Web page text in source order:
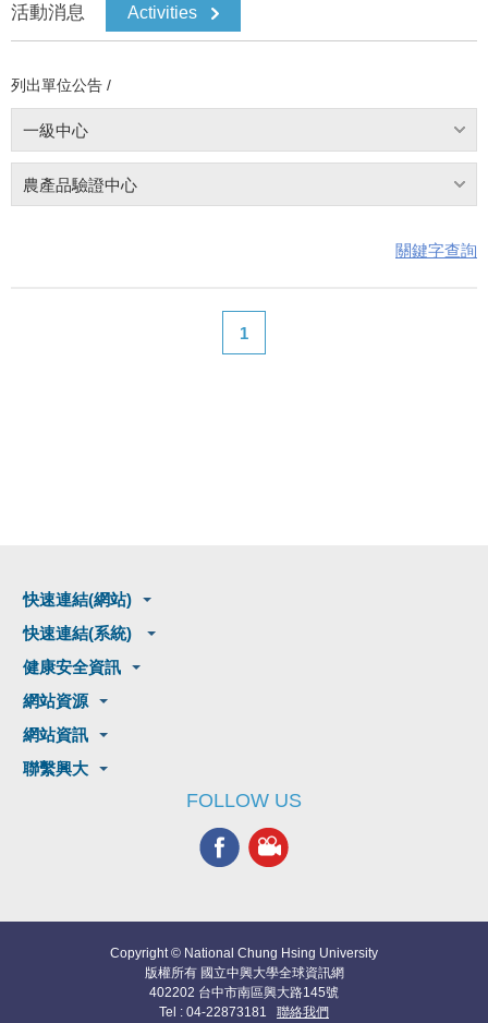
活動消息 Activities
列出單位公告 /
一級中心
農產品驗證中心
關鍵字查詢
1
快速連結(網站)
快速連結(系統)
健康安全資訊
網站資源
網站資訊
聯繫興大
FOLLOW US
Copyright © National Chung Hsing University
版權所有 國立中興大學全球資訊網
402202 台中市南區興大路145號
Tel : 04-22873181 聯絡我們